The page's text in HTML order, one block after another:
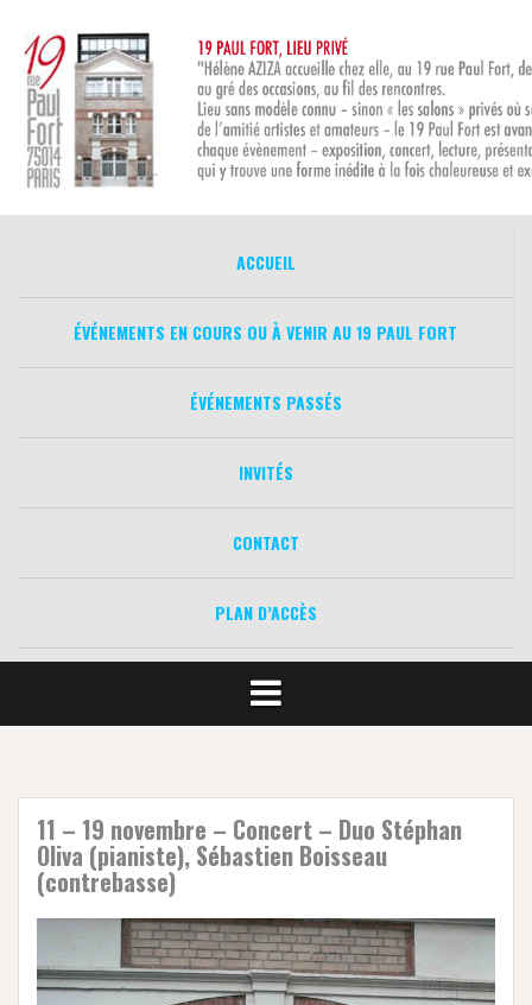
contenu
ACCUEIL
ÉVÉNEMENTS EN COURS OU À VENIR AU 19 PAUL FORT
ÉVÉNEMENTS PASSÉS
INVITÉS
CONTACT
PLAN D’ACCÈS
11 – 19 novembre – Concert – Duo Stéphan
Oliva (pianiste), Sébastien Boisseau
(contrebasse)